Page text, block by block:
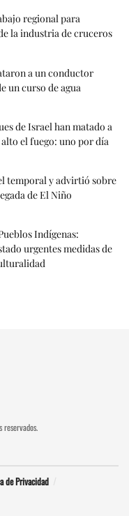
regional para
la industria de cruceros
a un conductor
un curso de agua
de Israel han matado a
el fuego: uno por día
temporal y advirtió sobre
de El Niño
Indígenas:
urgentes medidas de
de Privacidad